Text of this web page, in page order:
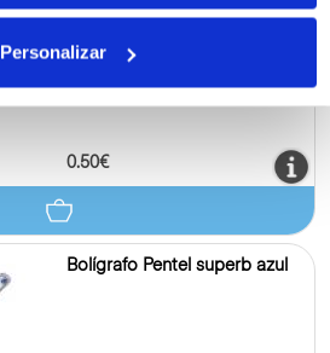
Personalizar
0.50€
Bolígrafo Pentel superb azul